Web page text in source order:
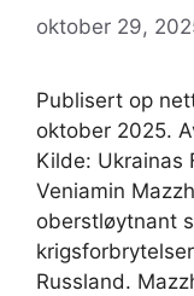
oktober 29,
Publisert op
oktober 2025.
Kilde: Ukrainas
Veniamin
oberstløytnant
Russland.